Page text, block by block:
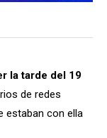
la tarde del 19
de redes
estaban con ella